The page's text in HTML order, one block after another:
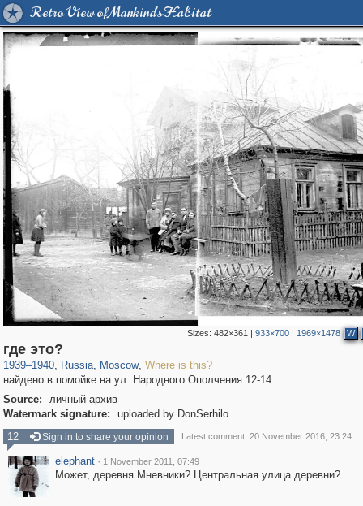
Retro View of Mankind's Habitat
Sizes: 482×361 | 933×700| 1969×1478 W
где это?
1939–1940, Russia, Moscow
319,716
, Where is this?
найдено в помойке на ул. Народного Ополчения 12-14.
Source:
личный архив
Watermark signature:
uploaded by DonSerhilo
12
Sign in to share your opinion Latest comment: 20 November 2016, 23:24
elephant · 1 November 2011, 07:49
Может, деревня Мневники? Центральная улица деревни?